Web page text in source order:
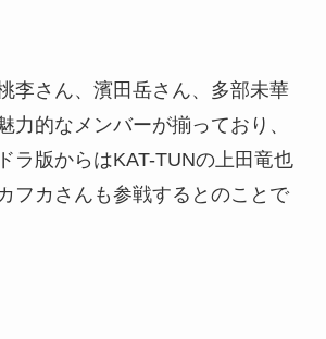
李さん、濱田岳さん、多部未華
力的なメンバーが揃っており、
ラ版からはKAT-TUNの上田竜也
フカさんも参戦するとのことで